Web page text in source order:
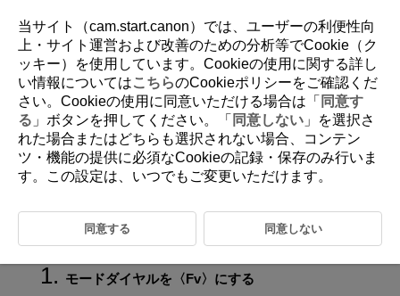
D388-050
Fv：フレキシブルAE
シャッタースピード、絞り数値、ISO感度を、オートまたは任意に設定
できます。撮影モードを切り換えることなく、
P Tv
M
モード相当の撮影が可能です。
AEはAuto Exposure（オートエクスポージャー）の略で自動露出のことで
モードダイヤルを Fv にする
当サイト（cam.start.canon）では、ユーザーの利便性向
上・サイト運営および改善のための分析等でCookie（ク
ッキー）を使用しています。Cookieの使用に関する詳し
い情報についてはこちらのCookieポリシーをご確認くだ
さい。Cookieの使用に同意いただける場合は「 同意す
る 」ボタンを押してください。「 同意しない 」を選択さ
れた場合またはどちらも選択されない場合、コンテン
ツ・機能の提供に必須なCookieの記録・保存のみ行いま
す。この設定は、いつでもご変更いただけます。
同意する 同意しない